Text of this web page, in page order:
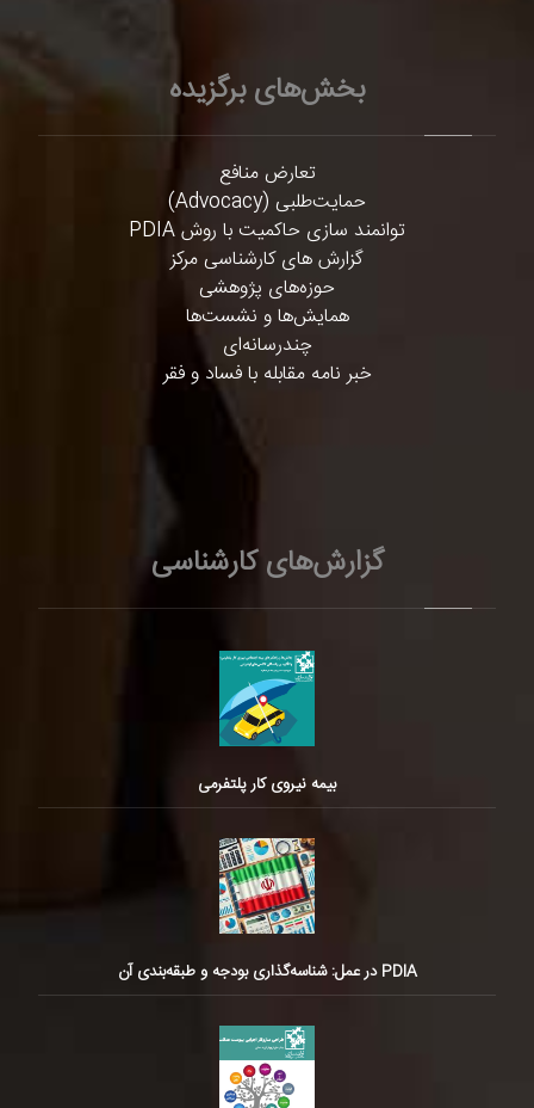
بخش‌های برگزیده
تعارض منافع
حمایت‌طلبی (Advocacy)
توانمند سازی حاکمیت با روش PDIA
گزارش های کارشناسی مرکز
حوزه‌های پژوهشی
همایش‌ها و نشست‌ها
چندرسانه‌ای
خبر نامه مقابله با فساد و فقر
گزارش‌های کارشناسی
بیمه نیروی کار پلتفرمی
PDIA در عمل: شناسه‌گذاری بودجه و طبقه‌بندی آن